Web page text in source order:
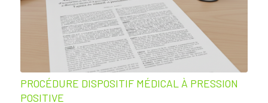
PROCÉDURE DISPOSITIF MÉDICAL À PRESSION
POSITIVE